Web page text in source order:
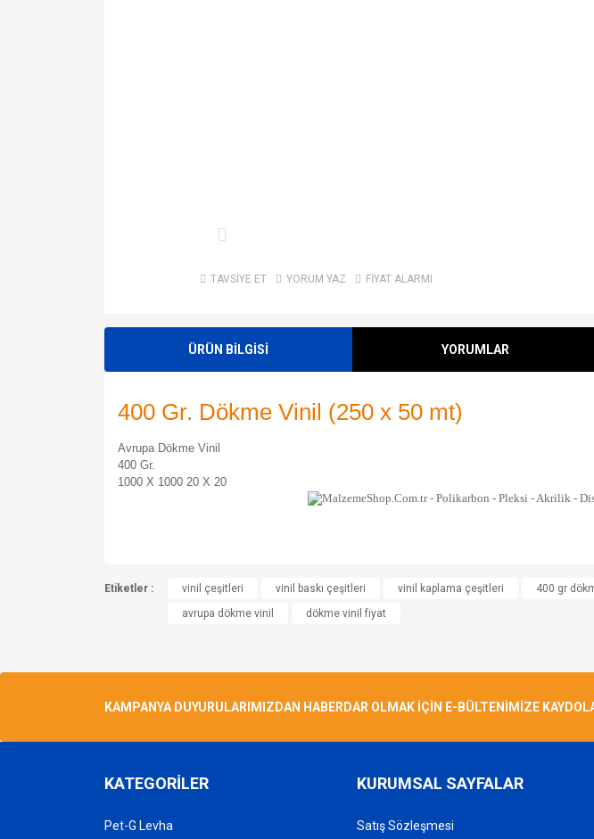
TAVSİYE ET YORUM YAZ FİYAT ALARMI
ÜRÜN BİLGİSİ YORUMLAR
400 Gr. Dökme Vinil (250 x 50 mt)
Avrupa Dökme Vinil
400 Gr.
1000 X 1000 20 X 20
Bu ürüne ilk
Görüş ve önerileriniz için teşekkür ederiz.
Ürün fiyatı diğer sitelerden daha pahalı.
Etiketler : vinil çeşitleri vinil baskı çeşitleri vinil kaplama çeşitleri 400 gr
avrupa dökme vinil
dökme vinil fiyat
KAMPANYA DUYURULARIMIZDAN HABERDAR OLMAK İÇİN E-BÜLTENİMİZE
KATEGORİLER
Pet-G Levha
KURUMSAL SAYFALAR
Satış Sözleşmesi